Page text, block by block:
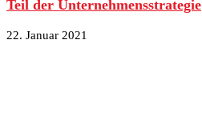
Teil der Unternehmensstrategie
22. Januar 2021